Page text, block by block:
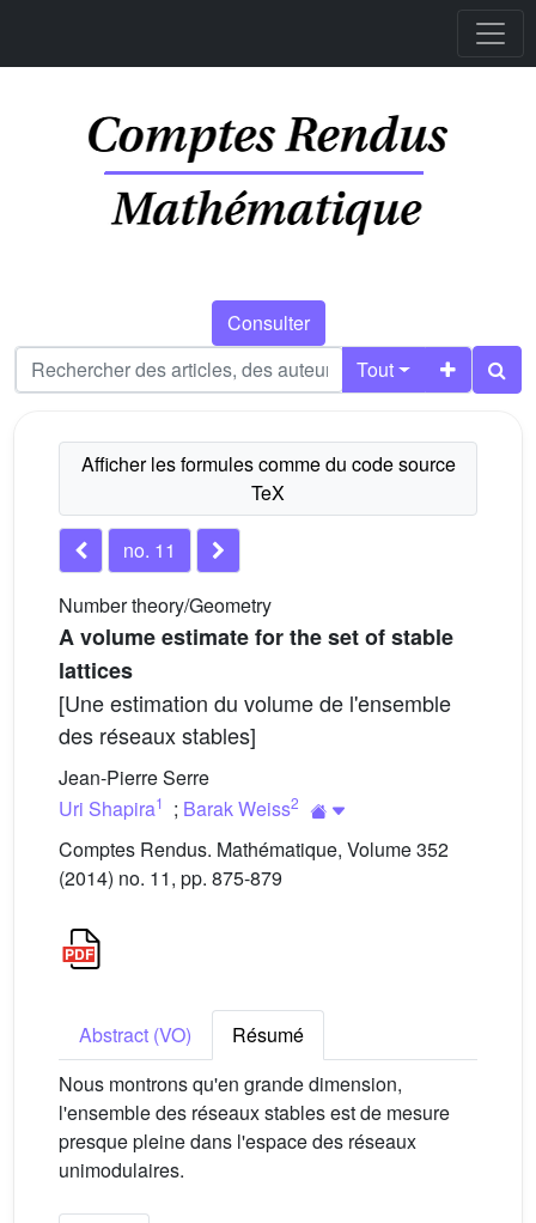
Consulter
Tout
no. 11
Number theory/Geometry
A volume estimate for the set of stable
lattices
[Une estimation du volume de l'ensemble
des réseaux stables]
Jean-Pierre Serre
Uri Shapira1 ; Barak Weiss2
Comptes Rendus. Mathématique, Volume 352
(2014) no. 11, pp. 875-879
Abstract (VO)
Résumé
Nous montrons qu'en grande dimension,
l'ensemble des réseaux stables est de mesure
presque pleine dans l'espace des réseaux
unimodulaires.